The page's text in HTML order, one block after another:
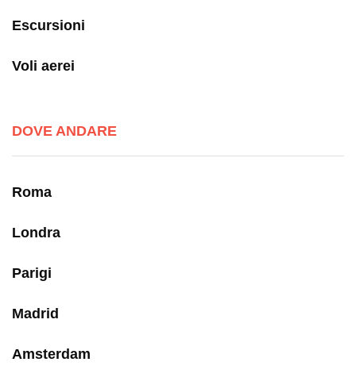
Escursioni
Voli aerei
DOVE ANDARE
Roma
Londra
Parigi
Madrid
Amsterdam